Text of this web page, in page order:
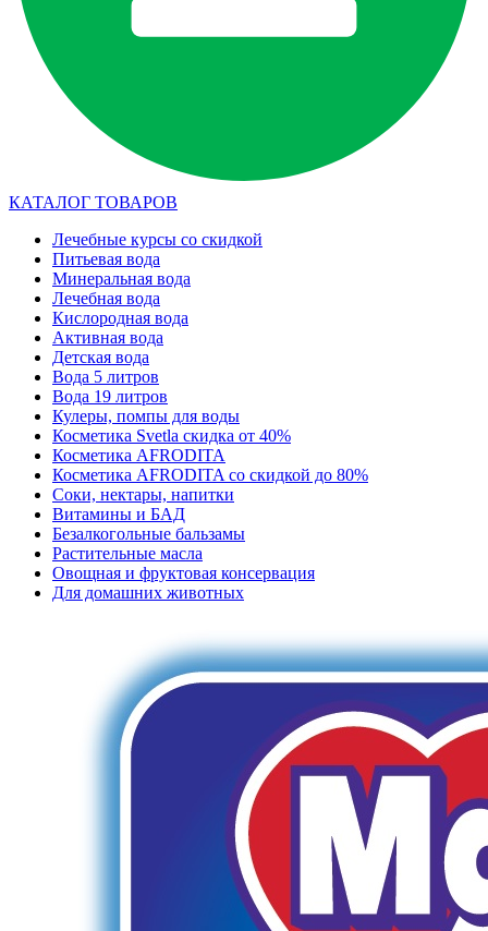
КАТАЛОГ ТОВАРОВ
Лечебные курсы со скидкой
Питьевая вода
Минеральная вода
Лечебная вода
Кислородная вода
Активная вода
Детская вода
Вода 5 литров
Вода 19 литров
Кулеры, помпы для воды
Косметика Svetla скидка от 40%
Косметика AFRODITA
Косметика AFRODITA со скидкой до 80%
Соки, нектары, напитки
Витамины и БАД
Безалкогольные бальзамы
Растительные масла
Овощная и фруктовая консервация
Для домашних животных